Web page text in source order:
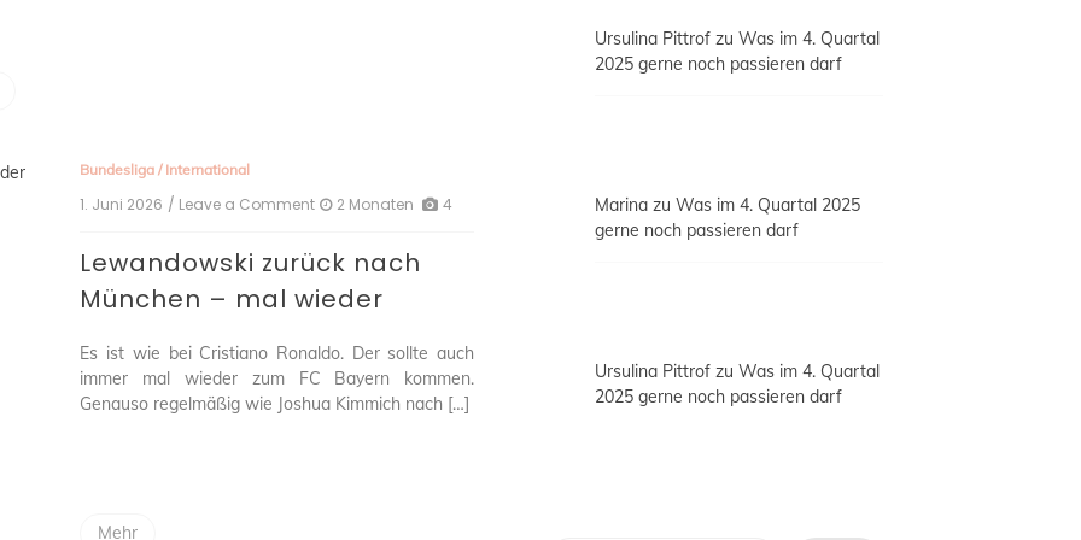
Bundesliga / International
1. Juni 2026 / Leave a Comment on
nach
München
–
wieder
2 Monaten 4
Lewandowski zurück nach
München – mal wieder
Es ist wie bei Cristiano Ronaldo. Der sollte auch
immer mal wieder zum FC Bayern kommen.
Genauso regelmäßig wie Joshua Kimmich nach […]
Mehr
Ursulina Pittrof zuWas im 4. Quartal
2025 gerne noch passieren darf
Marina zuWas im 4. Quartal 2025
gerne noch passieren darf
Ursulina Pittrof zuWas im 4. Quartal
2025 gerne noch passieren darf